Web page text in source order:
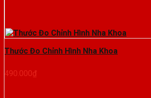
Thước Đo Chỉnh Hình Nha Khoa
490.000₫